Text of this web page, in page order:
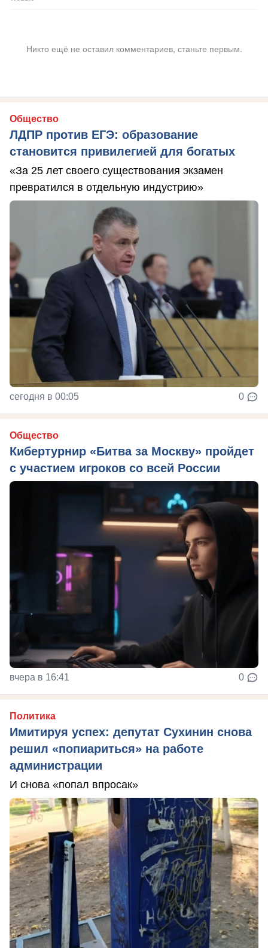
Никто ещё не оставил комментариев, станьте первым.
Общество
ЛДПР против ЕГЭ: образование
становится привилегией для богатых
«За 25 лет своего существования экзамен
превратился в отдельную индустрию»
сегодня в 00:05 0
Общество
Кибертурнир «Битва за Москву» пройдет
с участием игроков со всей России
вчера в 16:41 0
Политика
Имитируя успех: депутат Сухинин снова
решил «попиариться» на работе
администрации
И снова «попал впросак»